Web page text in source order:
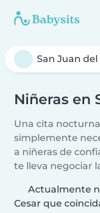
Niñeras en
Una cita
simplemente
a niñeras de
te lleva negociar
Actualmente
Cesar que